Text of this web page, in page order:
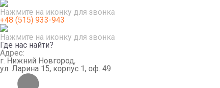
Нажмите на иконку для звонка
+48 (515) 933-943
Нажмите на иконку для звонка
Где нас найти?
Адрес:
г. Нижний Новгород,
ул. Ларина 15, корпус 1, оф. 49